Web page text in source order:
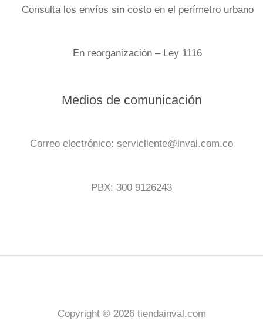
Consulta los envíos sin costo en el perímetro urbano
En reorganización – Ley 1116
Medios de comunicación
Correo electrónico: servicliente@inval.com.co
PBX: 300 9126243
Copyright © 2026 tiendainval.com